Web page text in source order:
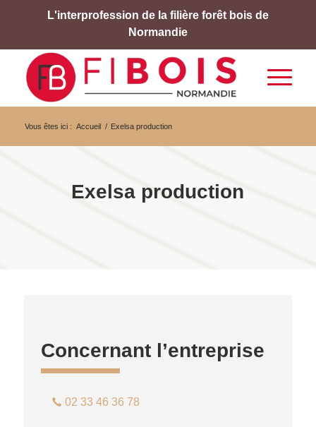
L'interprofession de la filière forêt bois de
Normandie
Vous êtes ici : Accueil / Exelsa production
Exelsa production
Concernant l’entreprise
02 33 46 36 78